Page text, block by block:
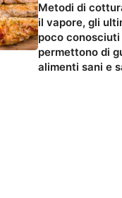
Metodi di
il vapore, gli
poco conosciuti
permettono di
alimenti sani e